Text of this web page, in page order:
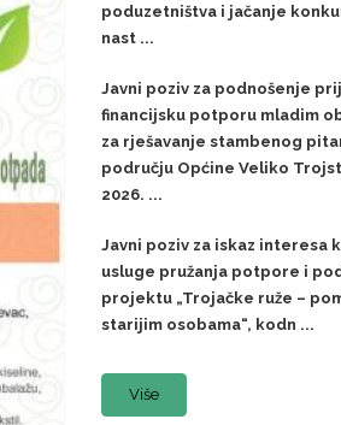
poduzetništva i jačanje
nast ...
Javni poziv za podnošenje
financijsku potporu mladim
za rješavanje stambenog
području Općine Veliko
2026. ...
Javni poziv za iskaz interesa
usluge pružanja potpore i
projektu „Trojačke ruže –
starijim osobama“, kodn ...
Više